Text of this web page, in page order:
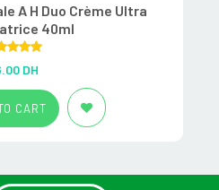
A H Duo Crème Ultra
40ml
of 5
DH
CART